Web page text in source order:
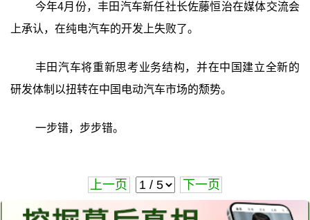
今年4月份，丰田汽车新任社长佐藤恒治在媒体交流会
上承认，在纯电汽车的开发上失败了。
丰田汽车将重新思考业务结构，并在中国建立全新的
研发体制以扭转在中国电动汽车市场的颓势。
一步错，步步错。
上一页 下一页